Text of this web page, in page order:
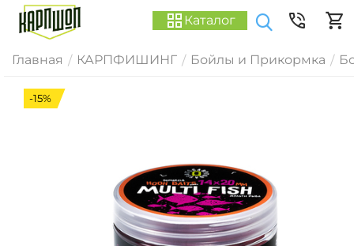
Каталог
Главная / КАРПФИШИНГ / Бойлы и Прикормка /
-15%